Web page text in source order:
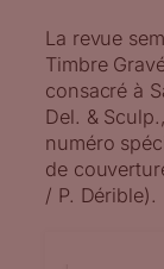
La revue
Timbre
consacré à
Del. &
numéro
de
/ P. Dérible).